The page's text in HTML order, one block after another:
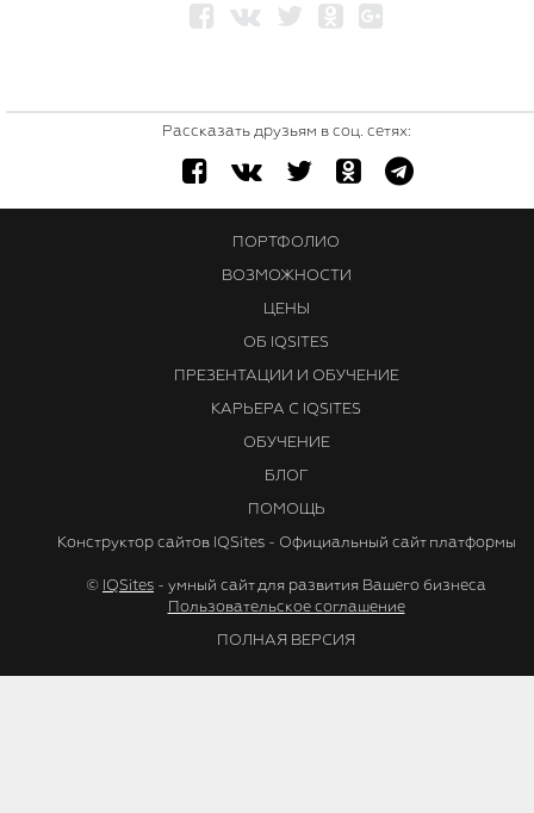
Рассказать друзьям в соц. сетях:
ПОРТФОЛИО
ВОЗМОЖНОСТИ
ЦЕНЫ
ОБ IQSITES
ПРЕЗЕНТАЦИИ И ОБУЧЕНИЕ
КАРЬЕРА С IQSITES
ОБУЧЕНИЕ
БЛОГ
ПОМОЩЬ
Конструктор сайтов IQSites - Официальный сайт платформы
© IQSites - умный сайт для развития Вашего бизнеса
Пользовательское соглашение
ПОЛНАЯ ВЕРСИЯ